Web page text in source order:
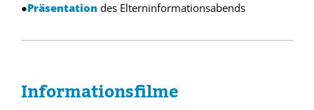
●Präsentation des Elterninformationsabends
Informationsfilme